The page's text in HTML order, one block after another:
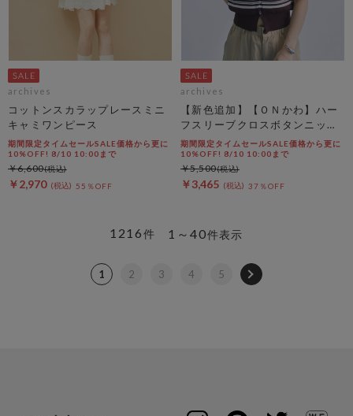
archives
コットンスカラップレースミニ
キャミワンピース
期間限定タイムセールSALE価格から更に
10%OFF! 8/10 10:00まで
￥2,970 55％OFF
￥6,600
archives
【新色追加】【ＯＮかわ】ハー
フスリーブクロスボタンニット
カーディガン
期間限定タイムセールSALE価格から更に
10%OFF! 8/10 10:00まで
￥3,465 37％OFF
￥5,500
1～40件表示
1216件
1 2 3 4 5